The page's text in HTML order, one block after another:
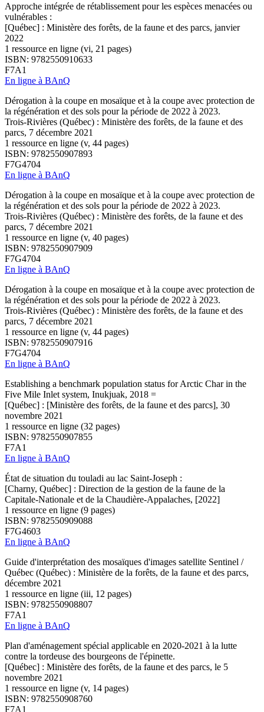
Approche intégrée de rétablissement pour les espèces menacées ou
vulnérables :
[Québec] : Ministère des forêts, de la faune et des parcs, janvier
2022
1 ressource en ligne (vi, 21 pages)
ISBN: 9782550910633
F7A1
En ligne à BAnQ
Dérogation à la coupe en mosaïque et à la coupe avec protection de
la régénération et des sols pour la période de 2022 à 2023.
Trois-Rivières (Québec) : Ministère des forêts, de la faune et des
parcs, 7 décembre 2021
1 ressource en ligne (v, 44 pages)
ISBN: 9782550907893
F7G4704
En ligne à BAnQ
Dérogation à la coupe en mosaïque et à la coupe avec protection de
la régénération et des sols pour la période de 2022 à 2023.
Trois-Rivières (Québec) : Ministère des forêts, de la faune et des
parcs, 7 décembre 2021
1 ressource en ligne (v, 40 pages)
ISBN: 9782550907909
F7G4704
En ligne à BAnQ
Dérogation à la coupe en mosaïque et à la coupe avec protection de
la régénération et des sols pour la période de 2022 à 2023.
Trois-Rivières (Québec) : Ministère des forêts, de la faune et des
parcs, 7 décembre 2021
1 ressource en ligne (v, 44 pages)
ISBN: 9782550907916
F7G4704
En ligne à BAnQ
Establishing a benchmark population status for Arctic Char in the
Five Mile Inlet system, Inukjuak, 2018 =
[Québec] : [Ministère des forêts, de la faune et des parcs], 30
novembre 2021
1 ressource en ligne (32 pages)
ISBN: 9782550907855
F7A1
En ligne à BAnQ
État de situation du touladi au lac Saint-Joseph :
[Charny, Québec] : Direction de la gestion de la faune de la
Capitale-Nationale et de la Chaudière-Appalaches, [2022]
1 ressource en ligne (9 pages)
ISBN: 9782550909088
F7G4603
En ligne à BAnQ
Guide d'interprétation des mosaïques d'images satellite Sentinel /
Québec (Québec) : Ministère de la forêts, de la faune et des parcs,
décembre 2021
1 ressource en ligne (iii, 12 pages)
ISBN: 9782550908807
F7A1
En ligne à BAnQ
Plan d'aménagement spécial applicable en 2020-2021 à la lutte
contre la tordeuse des bourgeons de l'épinette.
[Québec] : Ministère des forêts, de la faune et des parcs, le 5
novembre 2021
1 ressource en ligne (v, 14 pages)
ISBN: 9782550908760
F7A1